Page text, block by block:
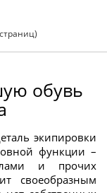
обувь
экипировки
функции –
и прочих
своеобразным